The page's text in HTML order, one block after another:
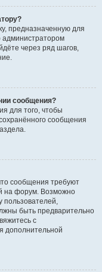
предназначенную для
администратором
через ряд шагов,
сообщения?
для того, чтобы
сообщения
сообщения требуют
на форум. Возможно
пользователей,
быть предварительно
с
дополнительной